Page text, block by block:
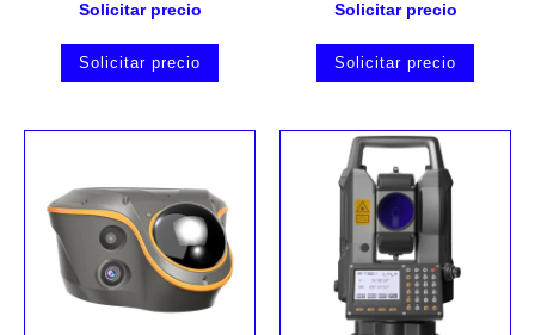
Solicitar precio
Solicitar precio
Solicitar precio
Solicitar precio